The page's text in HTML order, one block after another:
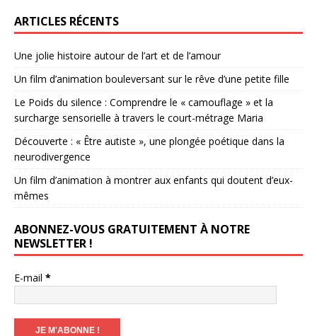
ARTICLES RÉCENTS
Une jolie histoire autour de l’art et de l’amour
Un film d’animation bouleversant sur le rêve d’une petite fille
Le Poids du silence : Comprendre le « camouflage » et la
surcharge sensorielle à travers le court-métrage Maria
Découverte : « Être autiste », une plongée poétique dans la
neurodivergence
Un film d’animation à montrer aux enfants qui doutent d’eux-
mêmes
ABONNEZ-VOUS GRATUITEMENT À NOTRE
NEWSLETTER !
E-mail *